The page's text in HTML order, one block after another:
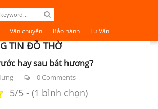
Vận chuyển Bảo hành Tư Vấn
TIN ĐỒ THỜ
hay sau bát hương?
0 Comments
5/5 - (1 bình chọn)